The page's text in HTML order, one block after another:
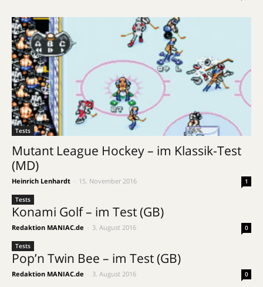
Tests
Mutant League Hockey – im Klassik-Test
(MD)
Heinrich Lenhardt 15. November 2016 1
Tests
Konami Golf – im Test (GB)
Redaktion MANIAC.de 3. August 2016 0
Tests
Pop’n Twin Bee – im Test (GB)
Redaktion MANIAC.de 3. August 2016 0